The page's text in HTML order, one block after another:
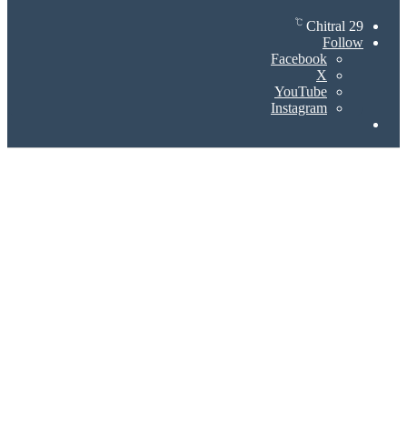
Chitral 29
℃
Follow
Facebook
X
YouTube
Instagram